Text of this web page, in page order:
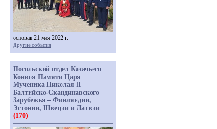
основан 21 мая 2022 г.
Другие события
Посольский отдел Казачьего
Конвоя Памяти Царя
Мученика Николая II
Балтийско-Скандинавского
Зарубежья – Финляндии,
Эстонии, Швеции и Латвии
(170)